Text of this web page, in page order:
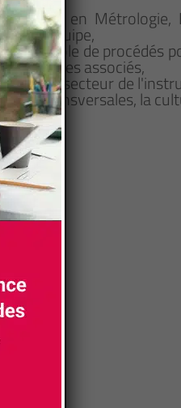
en Métrologie,
équipe,
contrôle de procédés
associés,
du secteur de
transversales, la